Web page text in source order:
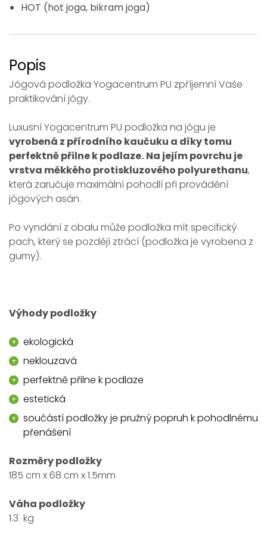
HOT (hot joga, bikram joga)
Popis
Jógová podložka Yogacentrum PU zpříjemní Vaše
praktikování jógy.
Luxusní Yogacentrum PU podložka na jógu je
vyrobená z přírodního kaučuku a díky tomu
perfektně přilne k podlaze. Na jejím povrchu je
vrstva měkkého protiskluzového polyurethanu,
která zaručuje maximální pohodlí při provádění
jógových asán.
Po vyndání z obalu může podložka mít specifický
pach, který se pozdějí ztrácí (podložka je vyrobena z
gumy).
Výhody podložky
ekologická
neklouzavá
perfektně přilne k podlaze
estetická
součástí podložky je pružný popruh k pohodlnému
přenášení
Rozměry podložky
185 cm x 68 cm x 1.5mm
Váha podložky
1.3 kg